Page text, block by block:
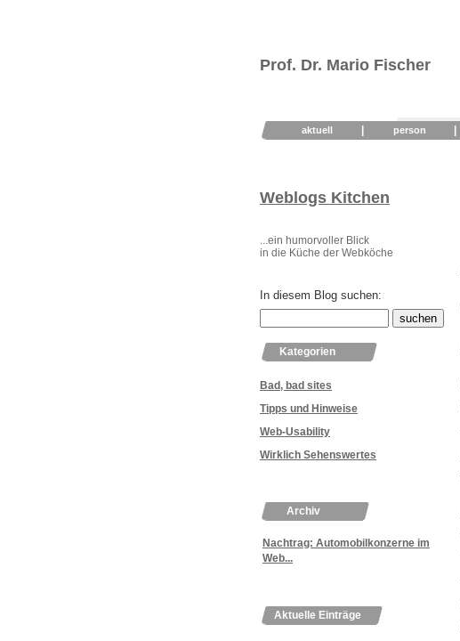
Prof. Dr. Mario Fischer
aktuell person
Weblogs Kitchen
...ein humorvoller Blick
in die Küche der Webköche
In diesem Blog suchen:
Kategorien
Bad, bad sites
Tipps und Hinweise
Web-Usability
Wirklich Sehenswertes
Archiv
Nachtrag: Automobilkonzerne im
Web...
Aktuelle Einträge